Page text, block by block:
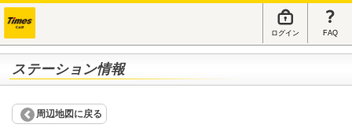
ログイン FAQ
ステーション情報
周辺地図に戻る